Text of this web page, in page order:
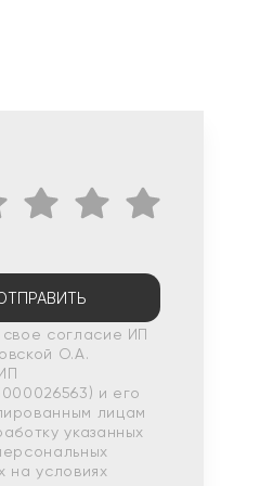
согласие ИП
О.А.
и его
лицам
указанных
на условиях